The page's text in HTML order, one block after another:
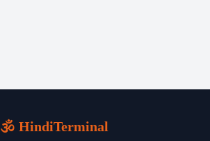
🕉️ HindiTerminal